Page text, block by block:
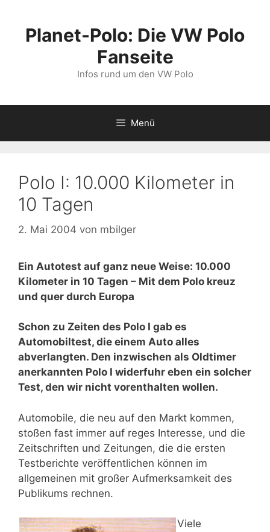
springenPlanet-Polo: Die VW Polo
Fanseite
Infos rund um den VW Polo
Menü
Polo I: 10.000 Kilometer in
10 Tagen
2. Mai 2004 von mbilger
Ein Autotest auf ganz neue Weise: 10.000
Kilometer in 10 Tagen – Mit dem Polo kreuz
und quer durch Europa
Schon zu Zeiten des Polo I gab es
Automobiltest, die einem Auto alles
abverlangten. Den inzwischen als Oldtimer
anerkannten Polo I widerfuhr eben ein solcher
Test, den wir nicht vorenthalten wollen.
Automobile, die neu auf den Markt kommen,
stoßen fast immer auf reges Interesse, und die
Zeitschriften und Zeitungen, die die ersten
Testberichte veröffentlichen können im
allgemeinen mit großer Aufmerksamkeit des
Publikums rechnen.
Viele